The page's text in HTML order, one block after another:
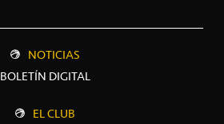
NOTICIAS
BOLETÍN DIGITAL
EL CLUB